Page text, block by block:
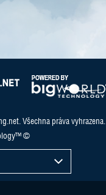
Všechna práva vyhrazena.
©